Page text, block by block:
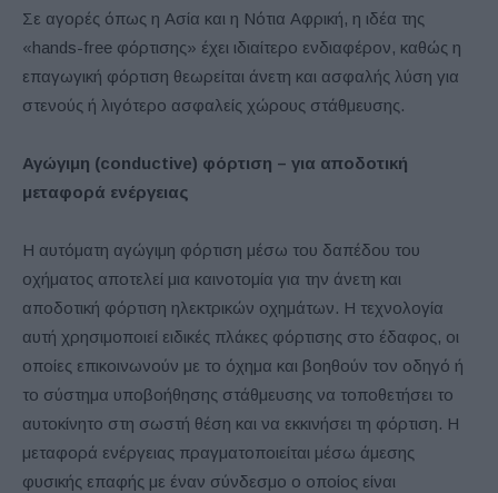
Σε αγορές όπως η Ασία και η Νότια Αφρική, η ιδέα της
«hands-free φόρτισης» έχει ιδιαίτερο ενδιαφέρον, καθώς η
επαγωγική φόρτιση θεωρείται άνετη και ασφαλής λύση για
στενούς ή λιγότερο ασφαλείς χώρους στάθμευσης.
Αγώγιμη (conductive) φόρτιση – για αποδοτική
μεταφορά ενέργειας
Η αυτόματη αγώγιμη φόρτιση μέσω του δαπέδου του
οχήματος αποτελεί μια καινοτομία για την άνετη και
αποδοτική φόρτιση ηλεκτρικών οχημάτων. Η τεχνολογία
αυτή χρησιμοποιεί ειδικές πλάκες φόρτισης στο έδαφος, οι
οποίες επικοινωνούν με το όχημα και βοηθούν τον οδηγό ή
το σύστημα υποβοήθησης στάθμευσης να τοποθετήσει το
αυτοκίνητο στη σωστή θέση και να εκκινήσει τη φόρτιση. Η
μεταφορά ενέργειας πραγματοποιείται μέσω άμεσης
φυσικής επαφής με έναν σύνδεσμο ο οποίος είναι